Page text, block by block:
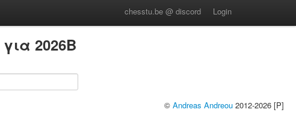
chesstu.be @ discord Login
2026B
© Andreas Andreou 2012-2026 [P]